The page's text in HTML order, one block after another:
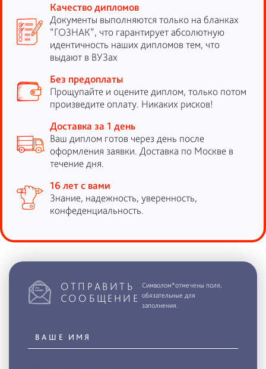
Качество дипломов
Документы выполняются только на бланках
“ГОЗНАК”, что гарантирует абсолютную
идентичность наших дипломов тем, что
выдают в ВУЗах
Без предоплаты
Прощупайте и оцените диплом, только потом
произведите оплату. Никаких рисков!
Доставка за 1 день
Ваш диплом готов через день после
оформления заявки. Доставка по Москве в
течение дня.
16 лет с вами
Знание, надежность, уверенность,
конфеденциальность.
ОТПРАВИТЬ
СООБЩЕНИЕ
Символом*отмечены поля,
обязательные для
заполнения.